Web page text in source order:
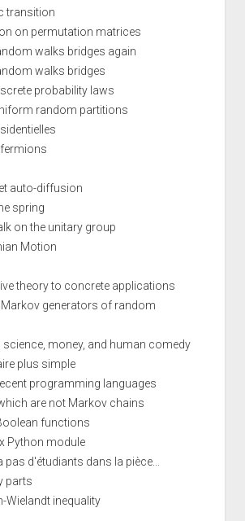
transition
on permutation matrices
walks bridges again
walks bridges
probability laws
random partitions
auto-diffusion
spring
on the unitary group
Motion
theory to concrete applications
generators of random
money, and human comedy
plus simple
programming languages
are not Markov chains
functions
Python module
pas d'étudiants dans la pièce...
parts
Wielandt inequality